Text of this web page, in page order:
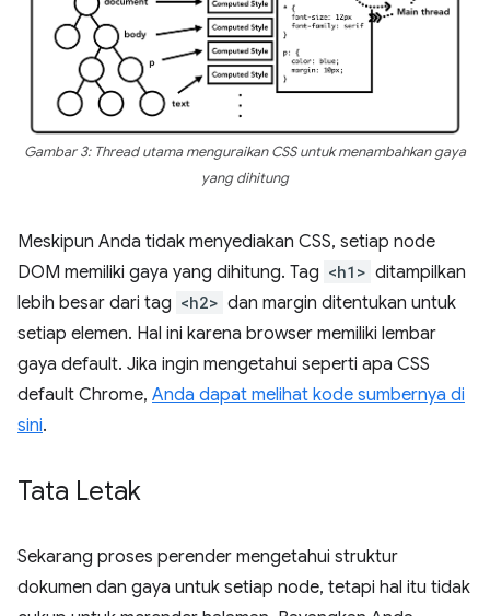
Gambar 3: Thread utama menguraikan CSS untuk menambahkan gaya
yang dihitung
Meskipun Anda tidak menyediakan CSS, setiap node
DOM memiliki gaya yang dihitung. Tag <h1> ditampilkan
lebih besar dari tag <h2> dan margin ditentukan untuk
setiap elemen. Hal ini karena browser memiliki lembar
gaya default. Jika ingin mengetahui seperti apa CSS
default Chrome, Anda dapat melihat kode sumbernya di
sini.
Tata Letak
Sekarang proses perender mengetahui struktur
dokumen dan gaya untuk setiap node, tetapi hal itu tidak